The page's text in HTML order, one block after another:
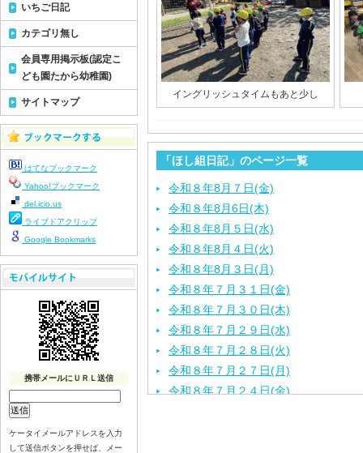
イングリッシュタイムもあと少し
「ほし組日記」のページ一覧
令和８年8月７日(金)
令和８年8月6日(木)
令和８年8月５日(水)
令和８年8月４日(火)
令和８年8月３日(月)
令和８年７月３１日(金)
令和８年７月３０日(木)
令和８年７月２９日(水)
令和８年７月２８日(火)
令和８年７月２７日(月)
令和８年７月２４日(金)
いちご日記
カテゴリ無し
会員専用掲示板(認定こ
ども園たから幼稚園)
サイトマップ
はてなブックマーク
Yahoo!ブックマーク
del.icio.us
ライブドアクリップ
Google Bookmarks
携帯メールにＵＲＬ送信
ケータイメールアドレスを入力
して送信ボタンを押せば、メー